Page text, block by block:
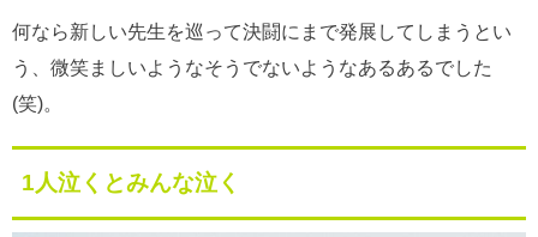
何なら新しい先生を巡って決闘にまで発展してしまうとい
う、微笑ましいようなそうでないようなあるあるでした
(笑)。
1人泣くとみんな泣く